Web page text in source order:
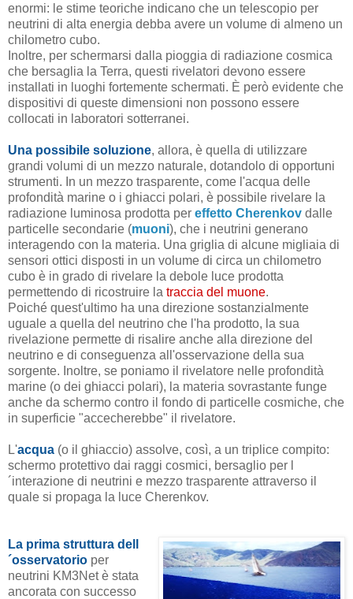
enormi: le stime teoriche indicano che un telescopio per
neutrini di alta energia debba avere un volume di almeno un
chilometro cubo.
Inoltre, per schermarsi dalla pioggia di radiazione cosmica
che bersaglia la Terra, questi rivelatori devono essere
installati in luoghi fortemente schermati. È però evidente che
dispositivi di queste dimensioni non possono essere
collocati in laboratori sotterranei.
Una possibile soluzione, allora, è quella di utilizzare
grandi volumi di un mezzo naturale, dotandolo di opportuni
strumenti. In un mezzo trasparente, come l'acqua delle
profondità marine o i ghiacci polari, è possibile rivelare la
radiazione luminosa prodotta per effetto Cherenkov dalle
particelle secondarie (muoni), che i neutrini generano
interagendo con la materia. Una griglia di alcune migliaia di
sensori ottici disposti in un volume di circa un chilometro
cubo è in grado di rivelare la debole luce prodotta
permettendo di ricostruire la traccia del muone.
Poiché quest'ultimo ha una direzione sostanzialmente
uguale a quella del neutrino che l'ha prodotto, la sua
rivelazione permette di risalire anche alla direzione del
neutrino e di conseguenza all'osservazione della sua
sorgente. Inoltre, se poniamo il rivelatore nelle profondità
marine (o dei ghiacci polari), la materia sovrastante funge
anche da schermo contro il fondo di particelle cosmiche, che
in superficie "accecherebbe" il rivelatore.
L'acqua (o il ghiaccio) assolve, così, a un triplice compito:
schermo protettivo dai raggi cosmici, bersaglio per l
´interazione di neutrini e mezzo trasparente attraverso il
quale si propaga la luce Cherenkov.
La prima struttura dell
´osservatorio per
neutrini KM3Net è stata
ancorata con successo